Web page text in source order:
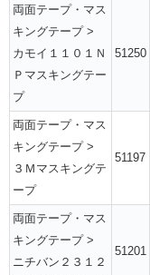
両面テープ・マス
キングテープ >
カモイ１１０１Ｎ
Ｐマスキングテー
プ
51250
両面テープ・マス
キングテープ >
３Ｍマスキングテ
ープ
51197
両面テープ・マス
キングテープ >
ニチバン２３１２
51201